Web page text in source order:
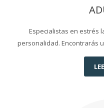
Especialistas en estrés
personalidad. Encontrarás